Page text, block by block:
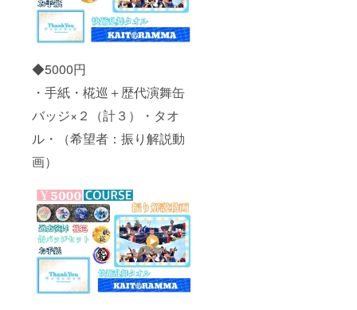
◆5000円
・手紙・椛巡＋歴代演舞缶
バッジ×２（計３）・タオ
ル・（希望者：振り解説動
画）